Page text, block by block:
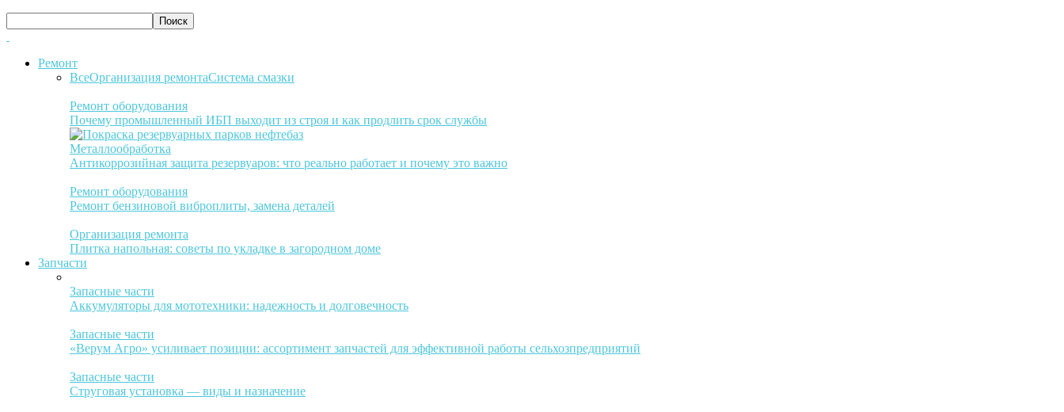
Ремонт
ВсеОрганизация ремонтаСистема смазки
Ремонт оборудования
Почему промышленный ИБП выходит из строя и как продлить срок службы
Металлообработка
Антикоррозийная защита резервуаров: что реально работает и почему это важно
Ремонт оборудования
Ремонт бензиновой виброплиты, замена деталей
Организация ремонта
Плитка напольная: советы по укладке в загородном доме
Запчасти
Запасные части
Аккумуляторы для мототехники: надежность и долговечность
Запасные части
«Верум Агро» усиливает позиции: ассортимент запчастей для эффективной работы сельхозпредприятий
Запасные части
Струговая установка — виды и назначение